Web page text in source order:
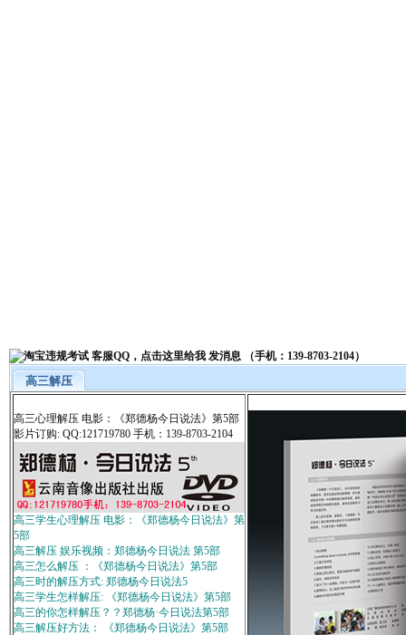
高三解压
高三心理解压 电影：《郑德杨今日说法》第5部
影片订购: QQ:121719780 手机：139-8703-2104
高三学生心理解压 电影：《郑德杨今日说法》第
5部
高三解压 娱乐视频：郑德杨今日说法 第5部
高三怎么解压 ：《郑德杨今日说法》第5部
高三时的解压方式: 郑德杨今日说法5
高三学生怎样解压: 《郑德杨今日说法》第5部
高三的你怎样解压？？郑德杨·今日说法第5部
高三解压好方法： 《郑德杨今日说法》第5部